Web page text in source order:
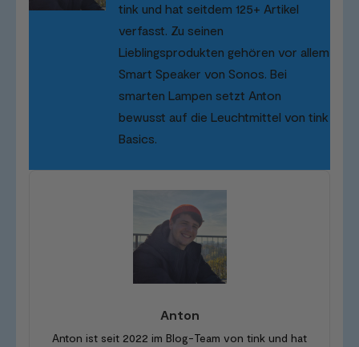
tink und hat seitdem 125+ Artikel
verfasst. Zu seinen
Lieblingsprodukten gehören vor allem
Smart Speaker von Sonos. Bei
smarten Lampen setzt Anton
bewusst auf die Leuchtmittel von tink
Basics.
Anton
Anton ist seit 2022 im Blog-Team von tink und hat